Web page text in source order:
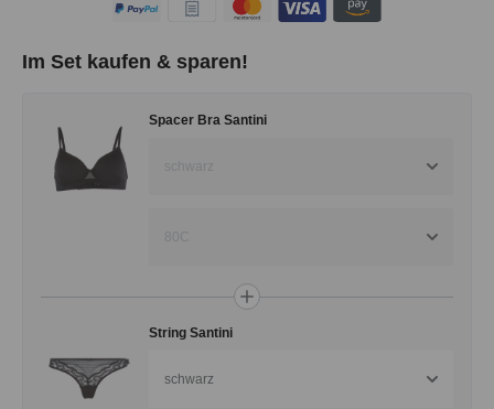
Im Set kaufen & sparen!
Spacer Bra Santini
schwarz
80C
String Santini
schwarz